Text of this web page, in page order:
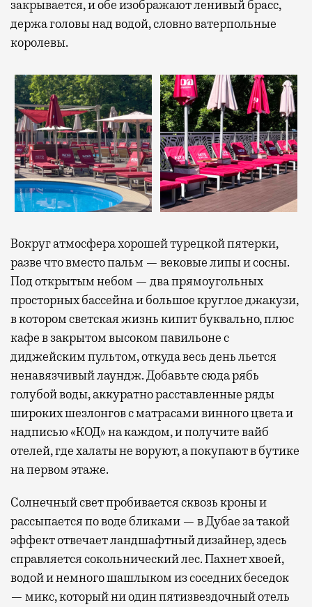
закрывается, и обе изображают ленивый брасс,
держа головы над водой, словно ватерпольные
королевы.
Вокруг атмосфера хорошей турецкой пятерки,
разве что вместо пальм — вековые липы и сосны.
Под открытым небом — два прямоугольных
просторных бассейна и большое круглое джакузи,
в котором светская жизнь кипит буквально, плюс
кафе в закрытом высоком павильоне с
диджейским пультом, откуда весь день льется
ненавязчивый лаундж. Добавьте сюда рябь
голубой воды, аккуратно расставленные ряды
широких шезлонгов с матрасами винного цвета и
надписью «КОД» на каждом, и получите вайб
отелей, где халаты не воруют, а покупают в бутике
на первом этаже.
Солнечный свет пробивается сквозь кроны и
рассыпается по воде бликами — в Дубае за такой
эффект отвечает ландшафтный дизайнер, здесь
справляется сокольнический лес. Пахнет хвоей,
водой и немного шашлыком из соседних беседок
— микс, который ни один пятизвездочный отель